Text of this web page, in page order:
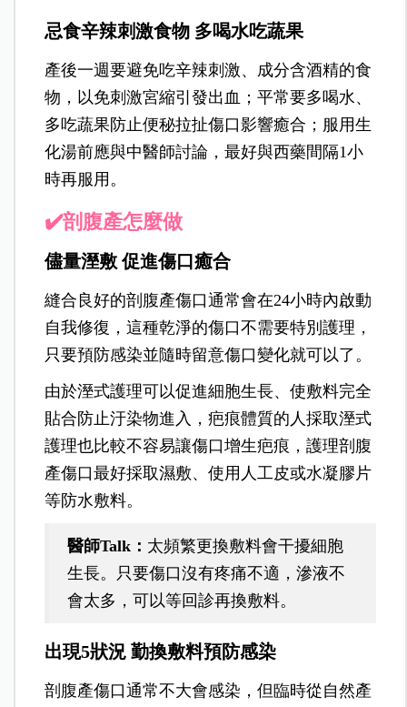
忌食辛辣刺激食物 多喝水吃蔬果
產後一週要避免吃辛辣刺激、成分含酒精的食
物，以免刺激宮縮引發出血；平常要多喝水、
多吃蔬果防止便秘拉扯傷口影響癒合；服用生
化湯前應與中醫師討論，最好與西藥間隔1小
時再服用。
✔️剖腹產怎麼做
儘量溼敷 促進傷口癒合
縫合良好的剖腹產傷口通常會在24小時內啟動
自我修復，這種乾淨的傷口不需要特別護理，
只要預防感染並隨時留意傷口變化就可以了。
由於溼式護理可以促進細胞生長、使敷料完全
貼合防止汙染物進入，疤痕體質的人採取溼式
護理也比較不容易讓傷口增生疤痕，護理剖腹
產傷口最好採取濕敷、使用人工皮或水凝膠片
等防水敷料。
醫師Talk ： 太頻繁更換敷料會干擾細胞
生長。只要傷口沒有疼痛不適，滲液不
會太多，可以等回診再換敷料。
出現5狀況 勤換敷料預防感染
剖腹產傷口通常不大會感染，但臨時從自然產